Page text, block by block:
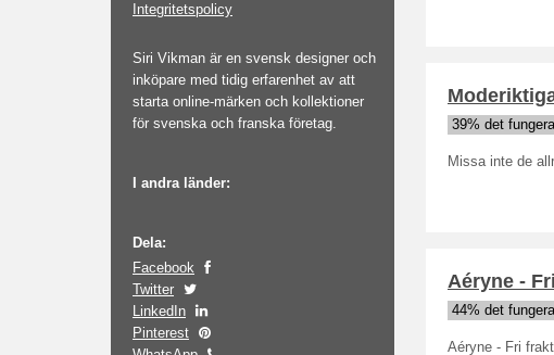
Integritetspolicy
Siri Vikman är en svensk designer och
inköpare med tidig erfarenhet av att
starta online-märken och kollektioner
för svenska och franska företag.
I andra länder:
Dela:
Facebook
Twitter
LinkedIn
Pinterest
39% det
Missa inte de
Aéryne -
44% det
Aéryne - Fri